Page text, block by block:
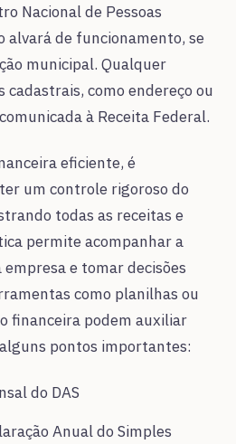
Nacional de Pessoas
alvará de funcionamento, se
municipal. Qualquer
cadastrais, como endereço ou
à Receita Federal.
eficiente, é
um controle rigoroso do
todas as receitas e
permite acompanhar a
e tomar decisões
como planilhas ou
financeira podem auxiliar
pontos importantes:
do DAS
Anual do Simples